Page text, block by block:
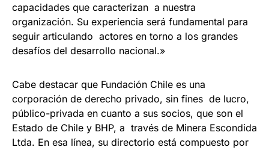
capacidades que caracterizan a nuestra
organización. Su experiencia será fundamental para
seguir articulando actores en torno a los grandes
desafíos del desarrollo nacional.»
Cabe destacar que Fundación Chile es una
corporación de derecho privado, sin fines de lucro,
público-privada en cuanto a sus socios, que son el
Estado de Chile y BHP, a través de Minera Escondida
Ltda. En esa línea, su directorio está compuesto por